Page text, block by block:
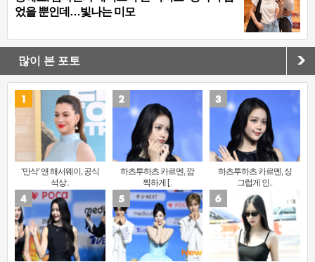
었을 뿐인데…빛나는 미모
많이 본 포토
‘만삭’ 앤 해서웨이, 공식
석상..
하츠투하츠 카르멘, 깜
찍하게 [..
하츠투하츠 카르멘, 싱
그럽게 인..